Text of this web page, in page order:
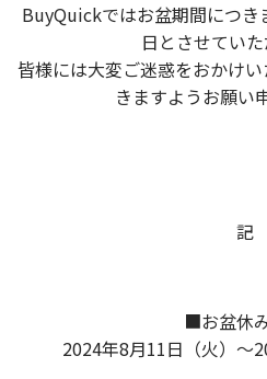
BuyQuickではお盆期間につき
日とさせていた
皆様には大変ご迷惑をおかけ
きますようお願い
記
■お盆休
2024年8月11日（火）～